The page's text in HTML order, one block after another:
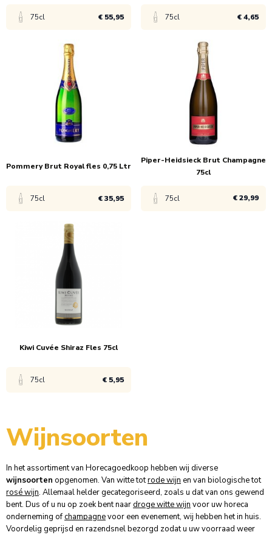
75cl € 55,95
Bekijk product
€ 57,95
€ 55,95
75cl € 4,65
Bekijk product
€ 6,99
€ 4,65
Pommery Brut Royal fles 0,75 Ltr
75cl € 35,95
Bekijk product
€ 37,95
€ 35,95
Piper-Heidsieck Brut Champagne
75cl
75cl € 29,99
Kiwi Cuvée Shiraz Fles 75cl
75cl € 5,95
6x € 5,95
Wijnsoorten
In het assortiment van Horecagoedkoop hebben wij diverse
wijnsoorten opgenomen. Van witte totrode wijn en van biologische tot
rosé wijn. Allemaal helder gecategoriseerd, zoals u dat van ons gewend
bent. Dus of u nu op zoek bent naardroge witte wijn voor uw horeca
onderneming ofchampagnevoor een evenement, wij hebben het in huis.
Voordelig geprijsd en razendsnel bezorgd zodat u uw voorraad weer